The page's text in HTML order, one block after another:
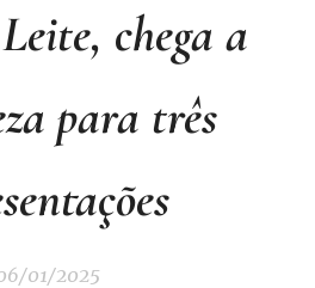
chega a
para três
01/2025